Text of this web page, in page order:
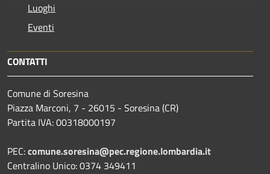
Luoghi
Eventi
CONTATTI
Comune di Soresina
Piazza Marconi, 7 - 26015 - Soresina (CR)
Partita IVA: 00318000197
PEC:comune.soresina@pec.regione.lombardia.it
Centralino Unico: 0374 349411